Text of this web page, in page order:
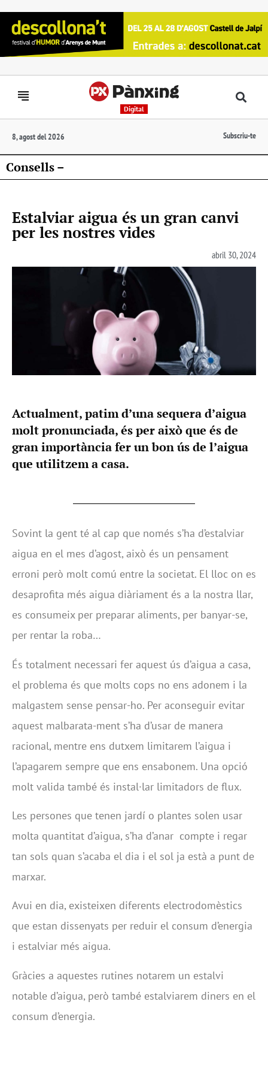
Digital
8, agost del 2026 Subscriu-te
Consells –
Estalviar aigua és un gran canvi
per les nostres vides
abril 30, 2024
Actualment, patim d’una sequera d’aigua
molt pronunciada, és per això que és de
gran importància fer un bon ús de l’aigua
que utilitzem a casa.
Sovint la gent té al cap que només s’ha d’estalviar
aigua en el mes d’agost, això és un pensament
erroni però molt comú entre la societat. El lloc on es
desaprofita més aigua diàriament és a la nostra llar,
es consumeix per preparar aliments, per banyar-se,
per rentar la roba…
És totalment necessari fer aquest ús d’aigua a casa,
el problema és que molts cops no ens adonem i la
malgastem sense pensar-ho. Per aconseguir evitar
aquest malbarata-ment s’ha d’usar de manera
racional, mentre ens dutxem limitarem l’aigua i
l’apagarem sempre que ens ensabonem. Una opció
molt valida també és instal·lar limitadors de flux.
Les persones que tenen jardí o plantes solen usar
molta quantitat d’aigua, s’ha d’anar compte i regar
tan sols quan s’acaba el dia i el sol ja està a punt de
marxar.
Avui en dia, existeixen diferents electrodomèstics
que estan dissenyats per reduir el consum d’energia
i estalviar més aigua.
Gràcies a aquestes rutines notarem un estalvi
notable d’aigua, però també estalviarem diners en el
consum d’energia.